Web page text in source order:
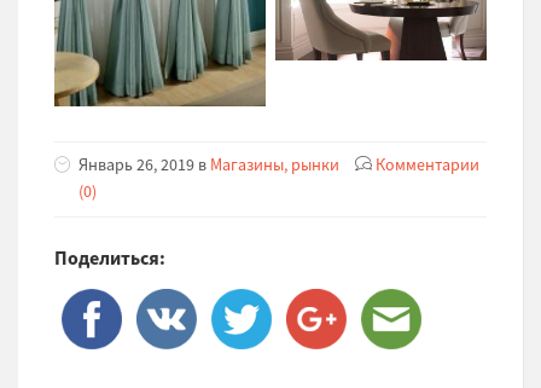
Январь 26, 2019 в Магазины, рынки
Комментарии
(0)
Поделиться: